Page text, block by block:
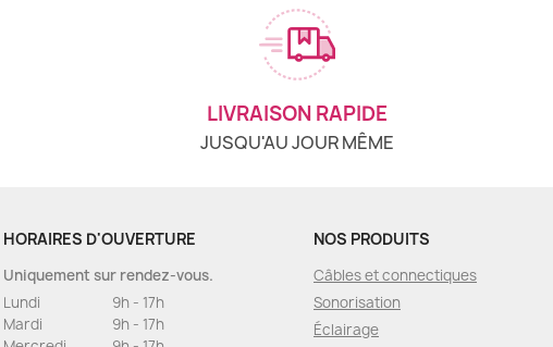
LIVRAISON RAPIDE
JUSQU'AU JOUR MÊME
HORAIRES D'OUVERTURE
Uniquement sur rendez-vous.
Lundi
9h - 17h
Mardi
9h - 17h
NOS PRODUITS
Câbles et connectiques
Sonorisation
Éclairage